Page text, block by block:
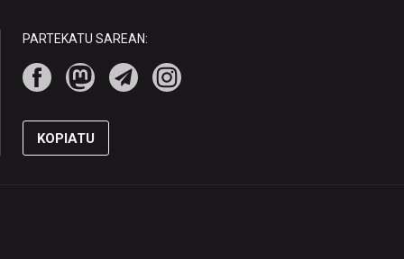
PARTEKATU SAREAN:
KOPIATU